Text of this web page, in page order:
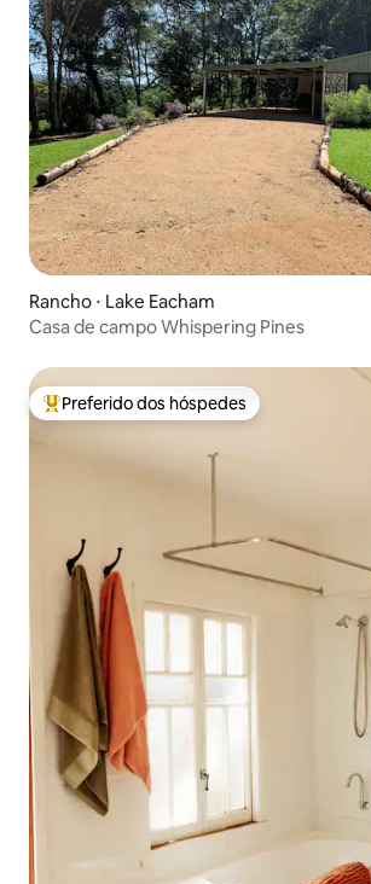
Rancho ⋅ Lake Eacham
Casa de campo Whispering Pines
Entre os melhores preferidos dos hóspedes
Preferido dos hóspedes